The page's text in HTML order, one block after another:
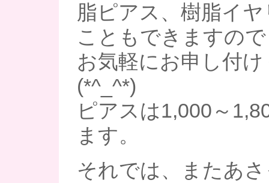
脂ピアス、樹脂イ
こともできますので
お気軽にお申し付
(*^_^*)
ピアスは1,000～
ます。
それでは、またあ